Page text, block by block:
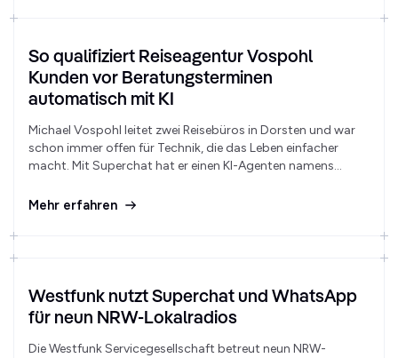
So qualifiziert Reiseagentur Vospohl
Kunden vor Beratungsterminen
automatisch mit KI
Michael Vospohl leitet zwei Reisebüros in Dorsten und war
schon immer offen für Technik, die das Leben einfacher
macht. Mit Superchat hat er einen KI-Agenten namens
qualifiziert und eine vollständige Zusammenfassung ihrer
Mehr erfahren
Westfunk nutzt Superchat und WhatsApp
für neun NRW-Lokalradios
Die Westfunk Servicegesellschaft betreut neun NRW-